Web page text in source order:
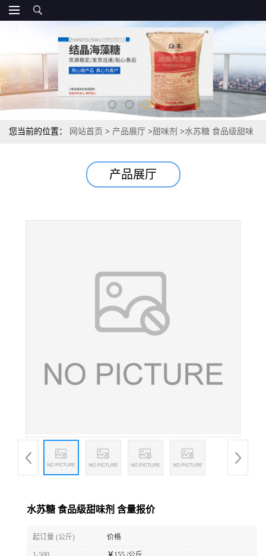
您当前的位置： 网站首页 > 产品展厅 >甜味剂 >水苏糖 食品级甜味
产品展厅
水苏糖 食品级甜味剂 含量报价
起订量 (公斤) 价格